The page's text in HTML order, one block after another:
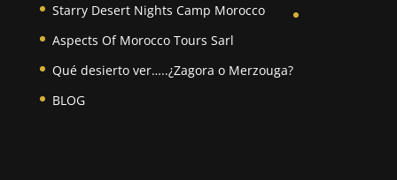
Starry Desert Nights Camp Morocco
Aspects Of Morocco Tours Sarl
Qué desierto ver…..¿Zagora o Merzouga?
BLOG